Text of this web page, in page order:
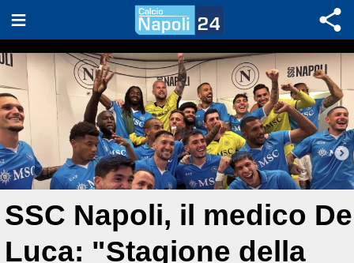
SSC Napoli, il medico De
Luca: "Stagione della